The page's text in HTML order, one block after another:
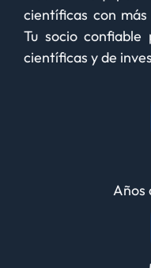
científicas con
Tu socio confiable
científicas y de
Años